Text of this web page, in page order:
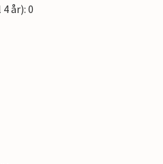
år): 0